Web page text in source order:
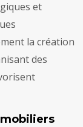
et
la création
des